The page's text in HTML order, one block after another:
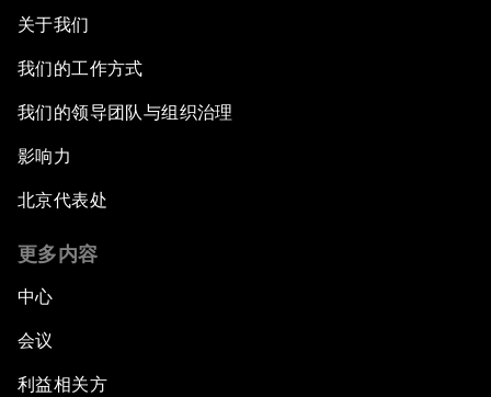
关于我们
我们的工作方式
我们的领导团队与组织治理
影响力
北京代表处
更多内容
中心
会议
利益相关方